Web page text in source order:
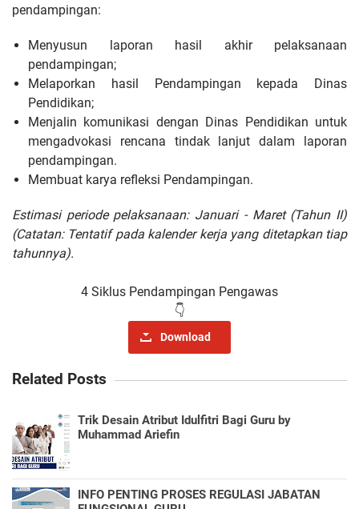
pendampingan:
Menyusun laporan hasil akhir pelaksanaan
pendampingan;
Melaporkan hasil Pendampingan kepada Dinas
Pendidikan;
Menjalin komunikasi dengan Dinas Pendidikan untuk
mengadvokasi rencana tindak lanjut dalam laporan
pendampingan.
Membuat karya refleksi Pendampingan.
Estimasi periode pelaksanaan: Januari - Maret (Tahun II)
(Catatan: Tentatif pada kalender kerja yang ditetapkan tiap
tahunnya).
4 Siklus Pendampingan Pengawas
👇
Download
Related Posts
Trik Desain Atribut Idulfitri Bagi Guru by
Muhammad Ariefin
INFO PENTING PROSES REGULASI JABATAN